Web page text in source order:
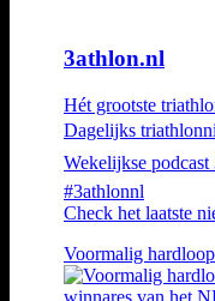
3athlon.nl
Hét grootste
Dagelijks
Wekelijkse podcast
#3athlonnl
Check het laatste
Voormalig